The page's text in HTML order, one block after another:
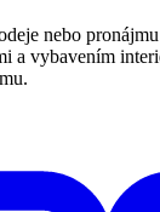
nebo
a vybavením